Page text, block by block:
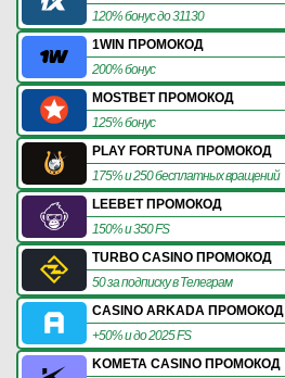
120% бонус до 31130
1WIN ПРОМОКОД
200% бонус
MOSTBET ПРОМОКОД
125% бонус
PLAY FORTUNA ПРОМОКОД
175% и 250 бесплатных вращений
LEEBET ПРОМОКОД
150% и 350 FS
TURBO CASINO ПРОМОКОД
50 за подписку в Телеграм
CASINO ARKADA ПРОМОКОД
+50% и до 2025 FS
KOMETA CASINO ПРОМОКОД